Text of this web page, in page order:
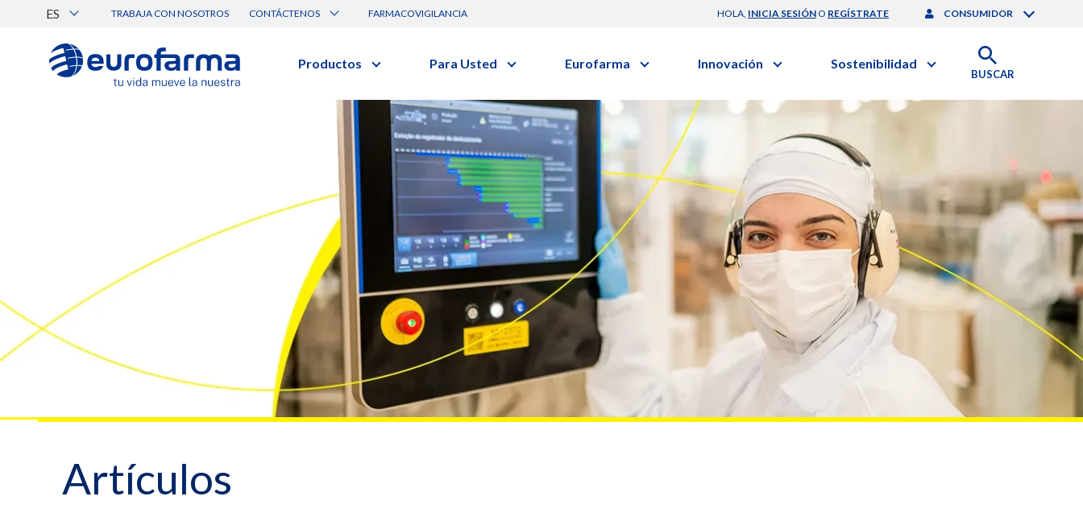
ES TRABAJA CON NOSOTROS CONTÁCTENOS
Canal de Ética Eurofarma
FARMACOVIGILANCIA HOLA, INICIA SESIÓNO REGÍSTRATE CONSUMIDOR
Productos
Búsqueda por nombre, principio activo o clase terapéutica.
Ver todos los productos
Para Usted
Artículos
Diccionario de Salud
Videos
Eurofarma
Actuación
Trabaje Con Nosotros
Certificaciones
Comunicados
Premios y Reconocimientos
Programa de Visitas
Dónde Estamos
Sala de prensa
Innovación
Nuevos Negocios
Investigación Clínica
Investigación y Desarrollo
Profesionales de Salud | EurON Pro
Sostenibilidad
Informe de Sostenibilidad
Responsabilidad Compartida
Balance Financiero
BUSCAR
Artículos